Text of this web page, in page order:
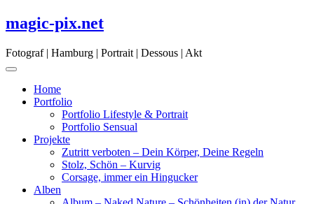
Skip
to
magic-pix.net
Fotograf | Hamburg | Portrait | Dessous | Akt
Home
Portfolio
Portfolio Lifestyle & Portrait
Portfolio Sensual
Projekte
Zutritt verboten – Dein Körper, Deine Regeln
Stolz, Schön – Kurvig
Corsage, immer ein Hingucker
Alben